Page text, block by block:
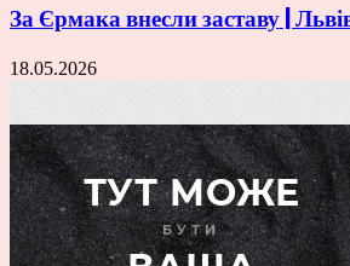
За Єрмака внесли заставу |
18.05.2026